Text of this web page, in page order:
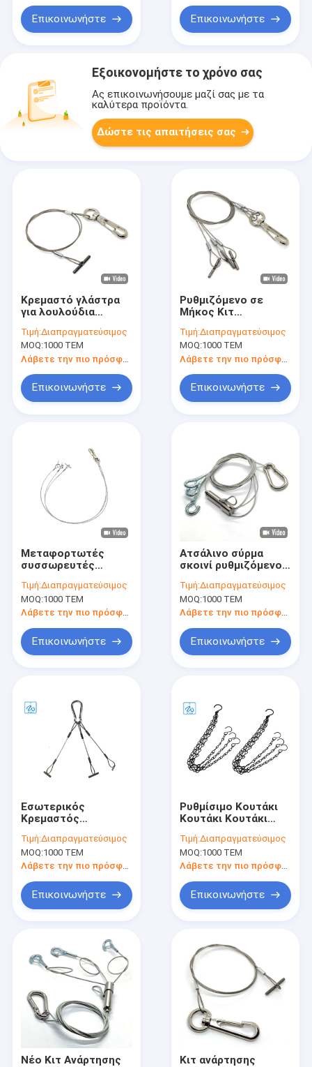
Προϊόντα
Σχετικά με εμάς
Επισκέψεις στο εργοστάσιο
Υποθέσεις
Ζητήστε μια προσφορά
Συσκευή ανάρτησης καλωδίων
Συσκευές για τη συσσωμάτωση καλωδίων
Δίσκος λαβής καλωδίου
Επικοινωνήστε
φυτών
Επικοινωνήστε
Εξοικονομήστε το χρόνο σας
Ας επικοινωνήσουμε μαζί σας με τα
καλύτερα προϊόντα.
Δώστε τις απαιτήσεις σας
Κρεμαστό γλάστρα
για λουλούδια
Γλάστρα για κήπο
Γλάστρες φυτών Σετ
φυτών
Τιμή:Διαπραγματεύσιμος
MOQ:1000 ΤΕΜ
Λάβετε την πιο πρόσφατη τιμή
Επικοινωνήστε
Ρυθμιζόμενο σε
Μήκος Κιτ
με Τέσσερα Πόδια
από Γαλβανισμένο
Ατσάλινο
Συρματόσχοινο με
Μεταλλικό Άγκιστρο
Τιμή:Διαπραγματεύσιμος
MOQ:1000 ΤΕΜ
Επικοινωνήστε
Μεταφορτωτές
συσσωρευτές
καλωδίων από
χάλυβα ύψους τριών
ποδιών για
Τιμή:Διαπραγματεύσιμος
MOQ:1000 ΤΕΜ
Λάβετε την πιο πρόσφατη τιμή
Επικοινωνήστε
Ατσάλινο σύρμα
σκοινί ρυθμιζόμενο
κρεμασμένο με
γάντζο για ασφάλεια
Τιμή:Διαπραγματεύσιμος
MOQ:1000 ΤΕΜ
Λάβετε την πιο πρόσφατη τιμή
Επικοινωνήστε
Εσωτερικός
Κρεμαστός
Κιτ Ανάρτησης από
Ανοξείδωτο Ατσάλι
για Κρεμαστά
Τιμή:Διαπραγματεύσιμος
MOQ:1000 ΤΕΜ
Λάβετε την πιο πρόσφατη τιμή
Επικοινωνήστε
Ρυθμίσιμο Κουτάκι
Κουτάκι Κουτάκι
Κουτάκι
Τιμή:Διαπραγματεύσιμος
MOQ:1000 ΤΕΜ
Λάβετε την πιο πρόσφατη τιμή
Επικοινωνήστε
Νέο Κιτ Ανάρτησης
Κιτ ανάρτησης